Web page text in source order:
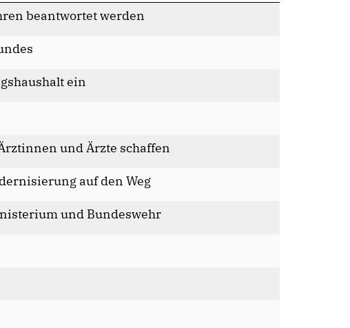
beantwortet werden
ein
und Ärzte schaffen
auf den Weg
und Bundeswehr